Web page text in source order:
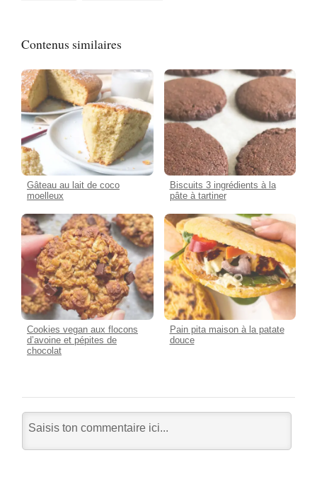
Contenus similaires
Gâteau au lait de coco
moelleux
Biscuits 3 ingrédients à la
pâte à tartiner
Cookies vegan aux flocons
d’avoine et pépites de
chocolat
Pain pita maison à la patate
douce